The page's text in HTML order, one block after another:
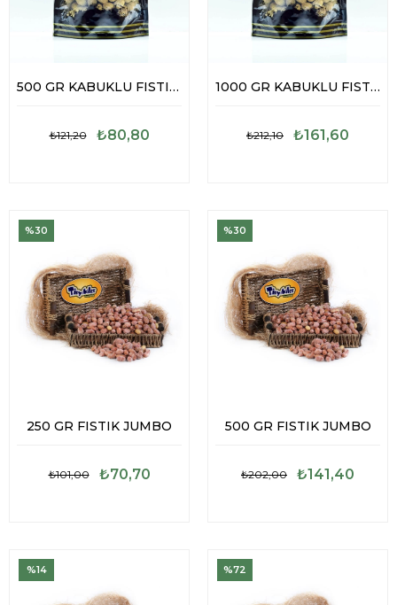
500 GR KABUKLU FISTIK TUZSUZ
₺80,80
₺121,20
1000 GR KABUKLU FISTIK TUZSUZ
₺161,60
₺212,10
250 GR FISTIK JUMBO
₺70,70
₺101,00
%30
500 GR FISTIK JUMBO
₺141,40
₺202,00
%30
%14 %72